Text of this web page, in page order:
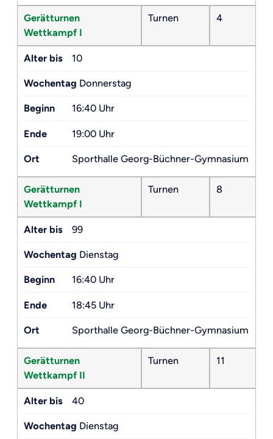
Gerätturnen
Wettkampf I
Turnen 4
Alter bis 10
Wochentag Donnerstag
Beginn 16:40 Uhr
Ende 19:00 Uhr
Ort Sporthalle Georg-Büchner-Gymnasium
Gerätturnen
Wettkampf I
Turnen 8
Alter bis 99
Wochentag Dienstag
Beginn 16:40 Uhr
Ende 18:45 Uhr
Ort Sporthalle Georg-Büchner-Gymnasium
Gerätturnen
Wettkampf II
Turnen 11
Alter bis 40
Wochentag Dienstag